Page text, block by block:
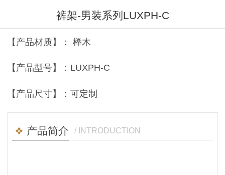
裤架-男装系列LUXPH-C
【产品材质】： 榉木
【产品型号】：LUXPH-C
【产品尺寸】：可定制
产品简介 / INTRODUCTION